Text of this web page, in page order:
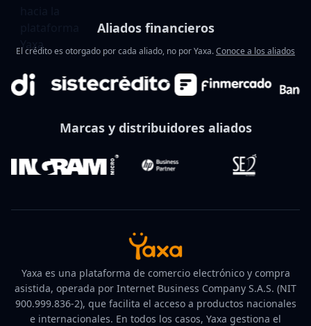
Aliados financieros
El crédito es otorgado por cada aliado, no por Yaxa.Conoce a los aliados
Marcas y distribuidores aliados
Yaxa es una plataforma de comercio electrónico y compra
asistida, operada por Internet Business Company S.A.S. (NIT
900.999.836-2), que facilita el acceso a productos nacionales
e internacionales. En todos los casos, Yaxa gestiona el